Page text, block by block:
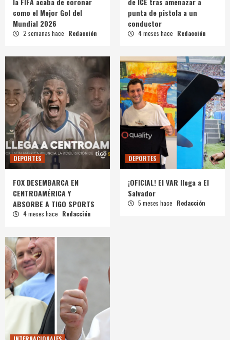
como el Mejor Gol del
Mundial 2026
2 semanas hace Redacción
punta de pistola a un
conductor
4 meses hace Redacción
DEPORTES
FOX DESEMBARCA EN
CENTROAMÉRICA Y
ABSORBE A TIGO SPORTS
4 meses hace Redacción
DEPORTES
¡OFICIAL! El VAR llega a El
Salvador
5 meses hace Redacción